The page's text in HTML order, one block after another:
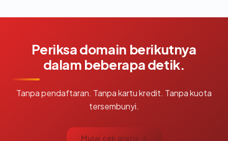
Periksa domain berikutnya
dalam beberapa detik.
Tanpa pendaftaran. Tanpa kartu kredit. Tanpa kuota
tersembunyi.
Mulai cek gratis →